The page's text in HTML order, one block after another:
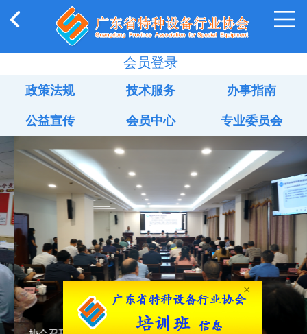
会员登录
政策法规 技术服务 办事指南
公益宣传 会员中心 专业委员会
×